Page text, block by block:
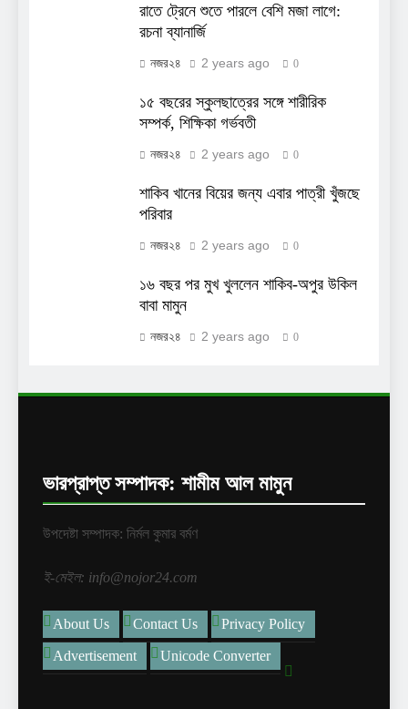
রাতে ট্রেনে শুতে পারলে বেশি মজা লাগে:
রচনা ব্যানার্জি
নজর২৪ 2 years ago 0
১৫ বছরের স্কুলছাত্রের সঙ্গে শারীরিক
সম্পর্ক, শিক্ষিকা গর্ভবতী
নজর২৪ 2 years ago 0
শাকিব খানের বিয়ের জন্য এবার পাত্রী খুঁজছে
পরিবার
নজর২৪ 2 years ago 0
১৬ বছর পর মুখ খুললেন শাকিব-অপুর উকিল
বাবা মামুন
নজর২৪ 2 years ago 0
ভারপ্রাপ্ত সম্পাদক: শামীম আল মামুন
উপদেষ্টা সম্পাদক: নির্মল কুমার বর্মণ
ই-মেইল: info@nojor24.com
About Us Contact Us Privacy Policy
Advertisement Unicode Converter